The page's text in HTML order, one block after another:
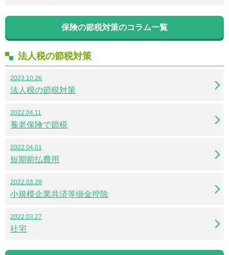
保険の節税対策のコラム一覧
法人税の節税対策
2023.10.26
法人税の節税対策
2022.04.11
養老保険で節税
2022.04.01
短期前払費用
2022.03.28
小規模企業共済等掛金控除
2022.03.27
社宅